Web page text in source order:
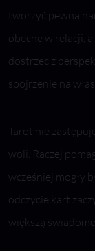
tworzyć pewną
obecne w relacji,
dostrzec z
spojrzenie na
Tarot nie
woli. Raczej
wcześniej mogły
odczycie kart
większą